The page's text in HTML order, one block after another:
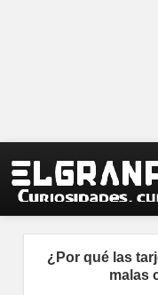
¿Por qué las
malas